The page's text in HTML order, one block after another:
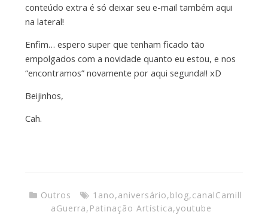
conteúdo extra é só deixar seu e-mail também aqui
na lateral!
Enfim… espero super que tenham ficado tão
empolgados com a novidade quanto eu estou, e nos
“encontramos” novamente por aqui segunda!! xD
Beijinhos,
Cah.
Outros 1ano,aniversário,blog,canalCamill
aGuerra, Patinação Artística,youtube